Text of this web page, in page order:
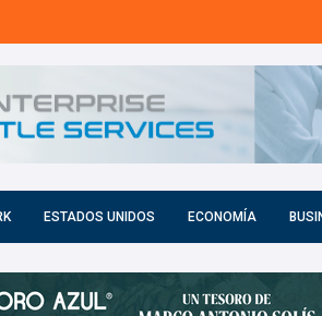
ESTADOS UNIDOS ECONOMÍA